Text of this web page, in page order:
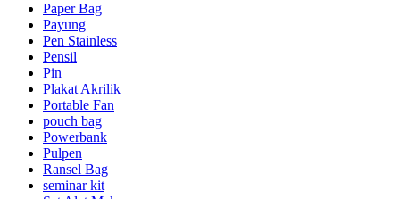
Paper Bag
Payung
Pen Stainless
Pensil
Pin
Plakat Akrilik
Portable Fan
pouch bag
Powerbank
Pulpen
Ransel Bag
seminar kit